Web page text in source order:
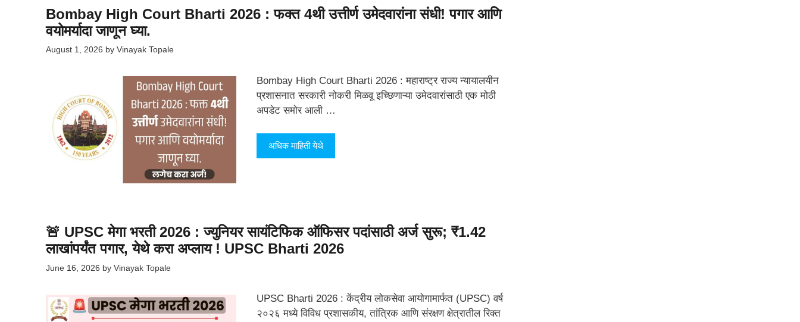
Bombay High Court Bharti 2026 : फक्त 4थी उत्तीर्ण उमेदवारांना संधी! पगार आणि
वयोमर्यादा जाणून घ्या.
August 1, 2026 by Vinayak Topale
Bombay High Court Bharti 2026 : महाराष्ट्र राज्य न्यायालयीन
प्रशासनात सरकारी नोकरी मिळवू इच्छिणाऱ्या उमेदवारांसाठी एक मोठी
अपडेट समोर आली …
अधिक माहिती येथे
🚨 UPSC मेगा भरती 2026 : ज्युनियर सायंटिफिक ऑफिसर पदांसाठी अर्ज सुरू; ₹1.42
लाखांपर्यंत पगार, येथे करा अप्लाय ! UPSC Bharti 2026
June 16, 2026 by Vinayak Topale
UPSC Bharti 2026 : केंद्रीय लोकसेवा आयोगामार्फत (UPSC) वर्ष
२०२६ मध्ये विविध प्रशासकीय, तांत्रिक आणि संरक्षण क्षेत्रातील रिक्त